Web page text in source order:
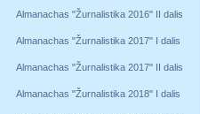
Almanachas "Žurnalistika 2016" II dalis
Almanachas "Žurnalistika 2017" I dalis
Almanachas "Žurnalistika 2017" II dalis
Almanachas "Žurnalistika 2018" I dalis